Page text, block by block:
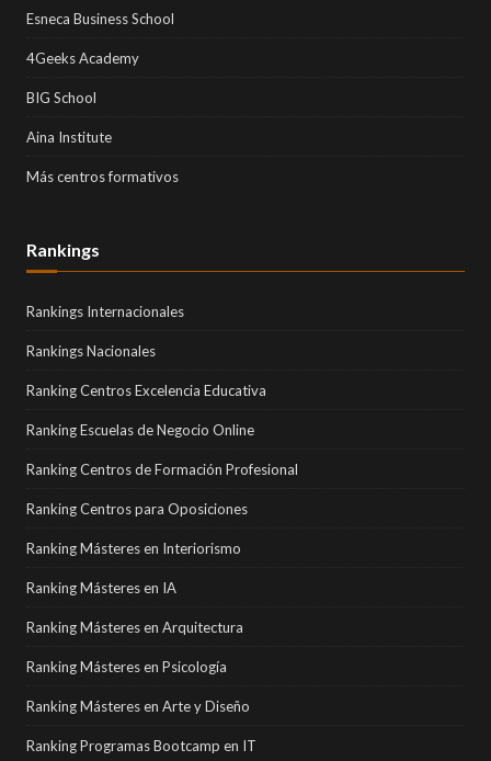
Esneca Business School
4Geeks Academy
BIG School
Aina Institute
Más centros formativos
Rankings
Rankings Internacionales
Rankings Nacionales
Ranking Centros Excelencia Educativa
Ranking Escuelas de Negocio Online
Ranking Centros de Formación Profesional
Ranking Centros para Oposiciones
Ranking Másteres en Interiorismo
Ranking Másteres en IA
Ranking Másteres en Arquitectura
Ranking Másteres en Psicología
Ranking Másteres en Arte y Diseño
Ranking Programas Bootcamp en IT